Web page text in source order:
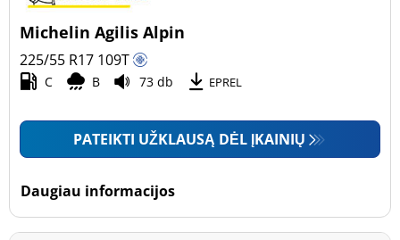
Michelin Agilis Alpin
225/55 R17 109T
C B 73 db EPREL
PATEIKTI UŽKLAUSĄ DĖL ĮKAINIŲ
Daugiau informacijos